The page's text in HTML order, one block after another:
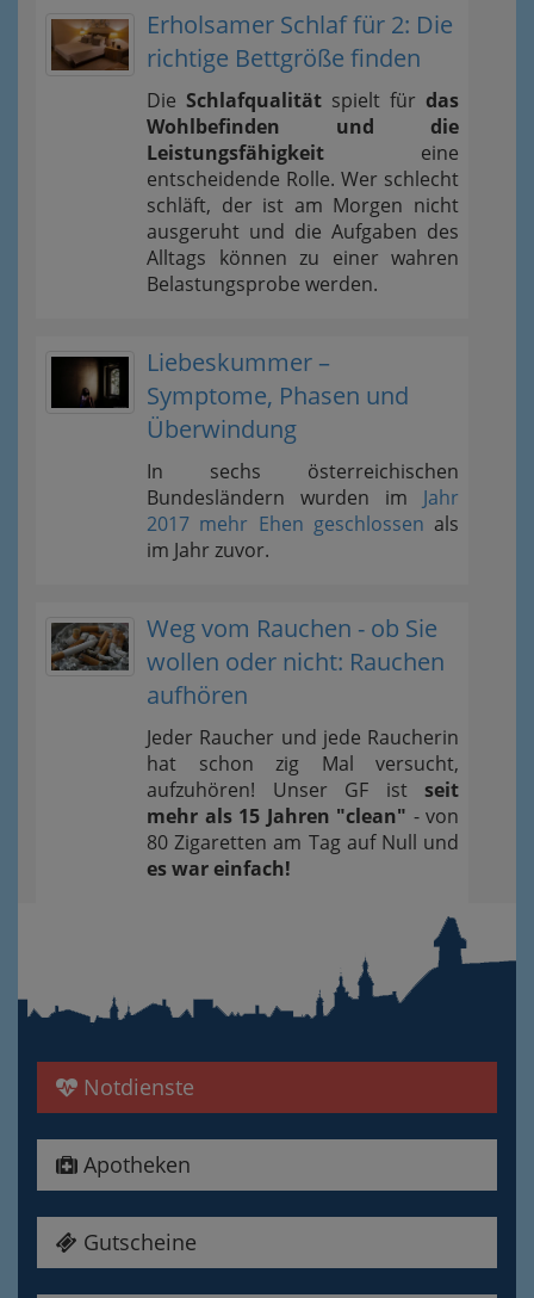
Erholsamer Schlaf für 2: Die
richtige Bettgröße finden
Die Schlafqualität spielt für das
Wohlbefinden und die
Leistungsfähigkeit eine
entscheidende Rolle. Wer schlecht
schläft, der ist am Morgen nicht
ausgeruht und die Aufgaben des
Alltags können zu einer wahren
Belastungsprobe werden.
Liebeskummer –
Symptome, Phasen und
Überwindung
In sechs österreichischen
Bundesländern wurden im Jahr
2017 mehr Ehen geschlossen als
im Jahr zuvor.
Weg vom Rauchen - ob Sie
wollen oder nicht: Rauchen
aufhören
Jeder Raucher und jede Raucherin
hat schon zig Mal versucht,
aufzuhören! Unser GF ist seit
mehr als 15 Jahren "clean" - von
80 Zigaretten am Tag auf Null und
es war einfach!
Notdienste
Apotheken
Gutscheine